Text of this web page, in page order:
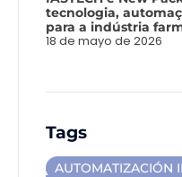
tecnologia,
para a indústria
18 de mayo de 2026
Tags
AUTOMATIZACIÓN